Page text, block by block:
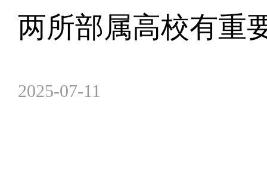
两所部属高校有重
2025-07-11